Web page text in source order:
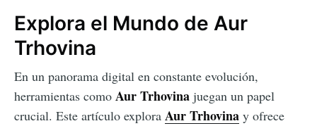
Explora el Mundo de Aur
Trhovina
En un panorama digital en constante evolución,
herramientas como Aur Trhovina juegan un papel
crucial. Este artículo explora Aur Trhovina y ofrece